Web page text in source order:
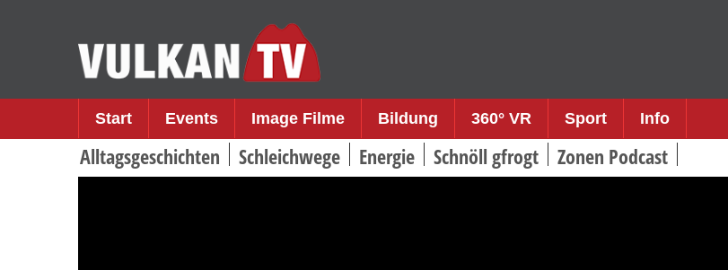
Start Events Image Filme Bildung 360° VR Sport Info
Alltagsgeschichten Schleichwege Energie Schnöll gfrogt Zonen Podcast